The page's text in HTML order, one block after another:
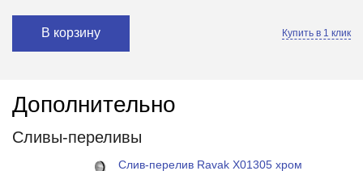
В корзину Купить в 1 клик
Дополнительно
Сливы-переливы
Слив-перелив Ravak X01305 хром